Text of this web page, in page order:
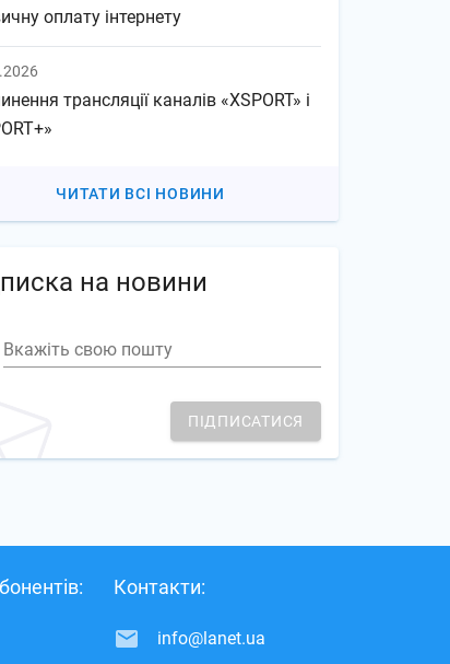
оплату інтернету
трансляції каналів «XSPORT» і
ЧИТАТИ ВСІ НОВИНИ
на новини
Вкажіть свою пошту
ПІДПИСАТИСЯ
Контакти:
info@lanet.ua